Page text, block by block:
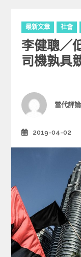
C
a
t
e
g
i
e
最新文章 社會
李健聰／
司機孰具
Author
當代評論
2019-04-02